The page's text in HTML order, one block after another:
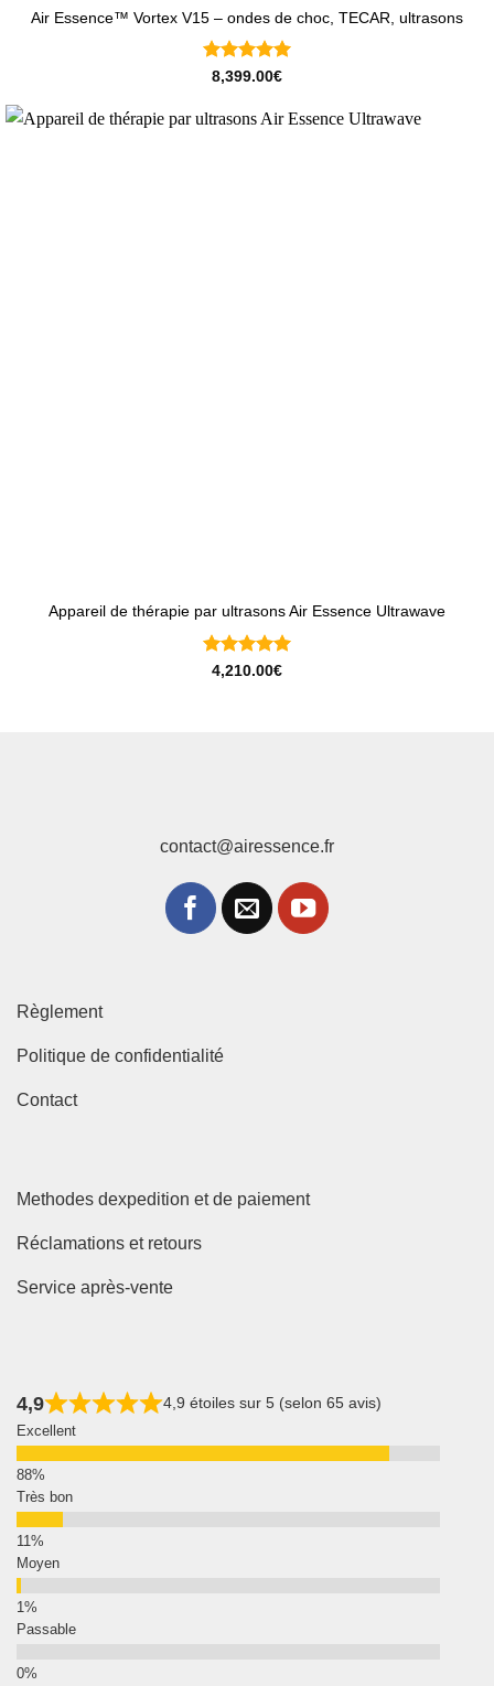
Air Essence™ Vortex V15 – ondes de choc, TECAR, ultrasons
Note5sur
8,399.00€
Appareil de thérapie par ultrasons Air Essence Ultrawave
Note5 sur
4,210.00€
contact@airessence.fr
Règlement
Politique de confidentialité
Contact
Methodes dexpedition et de paiement
Réclamations et retours
Service après-vente
4,9 4,9 étoiles sur 5 (selon 65 avis)
Excellent
Très bon
Moyen
Passable